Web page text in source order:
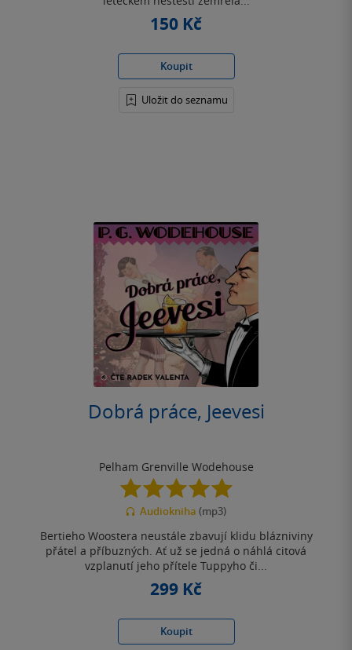
150 Kč
Koupit
Uložit do seznamu
Dobrá práce, Jeevesi
Pelham Grenville Wodehouse
5.0
z
5
Audiokniha (mp3)
Bertieho Woostera neustále zbavují klidu blázniviny
přátel a příbuzných. Ať už se jedná o náhlá citová
vzplanutí jeho přítele Tuppyho či...
299 Kč
Koupit